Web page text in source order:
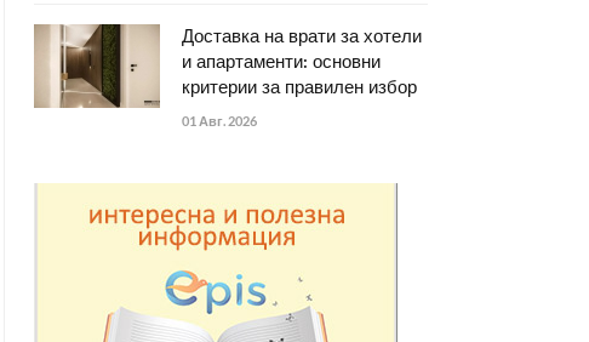
Доставка на врати за хотели
и апартаменти: основни
критерии за правилен избор
01 Авг. 2026